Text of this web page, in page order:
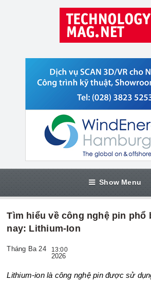
Show Menu
Tìm hiểu về công nghệ pin phổ
nay: Lithium-Ion
Tháng Ba 24 13:00
2026
Lithium-ion là công nghệ pin được sử dụng rộng rãi nhất hiện